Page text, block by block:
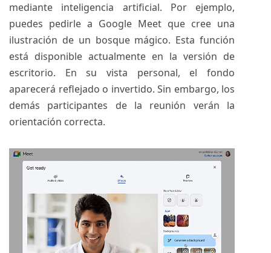
mediante inteligencia artificial. Por ejemplo,
puedes pedirle a Google Meet que cree una
ilustración de un bosque mágico. Esta función
está disponible actualmente en la versión de
escritorio. En su vista personal, el fondo
aparecerá reflejado o invertido. Sin embargo, los
demás participantes de la reunión verán la
orientación correcta.